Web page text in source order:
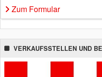
Zum Formular
VERKAUFSSTELLEN UND